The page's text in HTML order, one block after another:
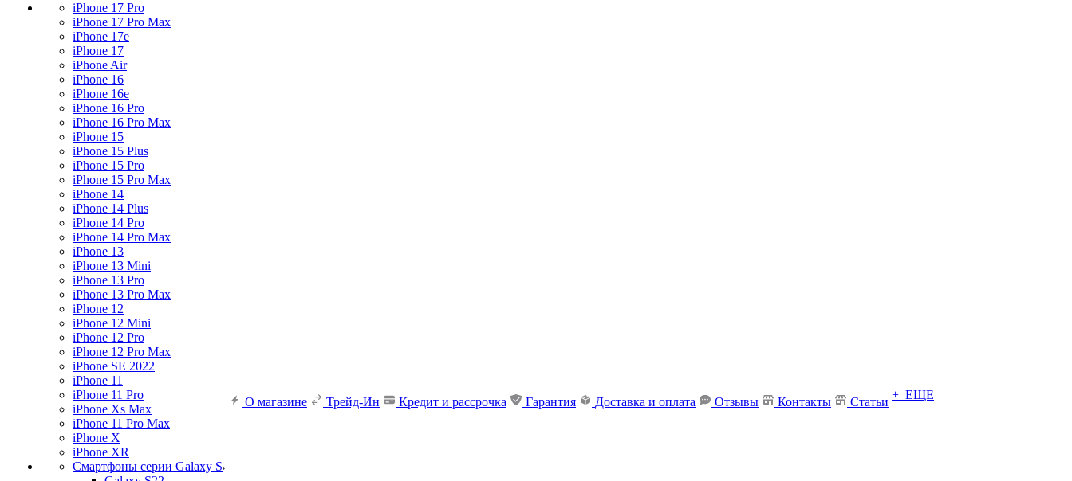
iPhone 17 Pro
iPhone 17 Pro Max
iPhone 17e
iPhone 17
iPhone Air
iPhone 16
iPhone 16e
iPhone 16 Pro
iPhone 16 Pro Max
iPhone 15
iPhone 15 Plus
iPhone 15 Pro
iPhone 15 Pro Max
iPhone 14
iPhone 14 Plus
iPhone 14 Pro
iPhone 14 Pro Max
iPhone 13
iPhone 13 Mini
iPhone 13 Pro
iPhone 13 Pro Max
iPhone 12
iPhone 12 Mini
iPhone 12 Pro
iPhone 12 Pro Max
iPhone SE 2022
iPhone 11
iPhone 11 Pro
iPhone Xs Max
iPhone 11 Pro Max
iPhone X
iPhone XR
Смартфоны серии Galaxy S
О магазине Трейд-Ин Кредит и рассрочка Гарантия Доставка и оплата Отзывы Контакты Статьи
+ ЕЩЕ